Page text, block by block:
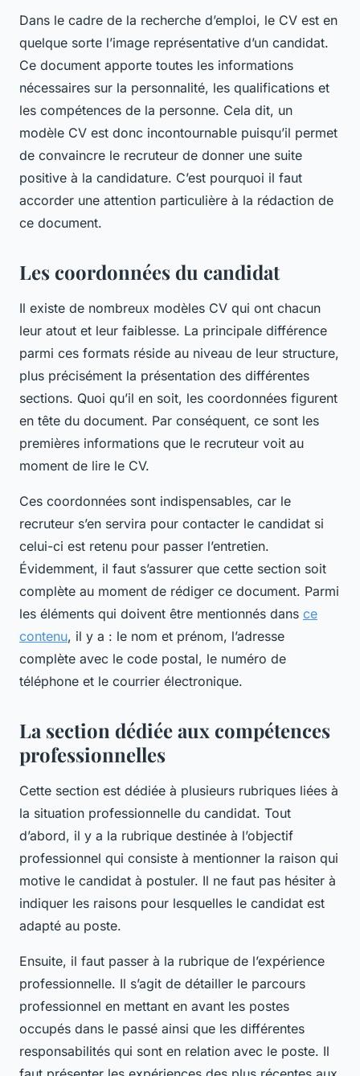
Dans le cadre de la recherche d’emploi, le CV est en
quelque sorte l’image représentative d’un candidat.
Ce document apporte toutes les informations
nécessaires sur la personnalité, les qualifications et
les compétences de la personne. Cela dit, un
modèle CV est donc incontournable puisqu’il permet
de convaincre le recruteur de donner une suite
positive à la candidature. C’est pourquoi il faut
accorder une attention particulière à la rédaction de
ce document.
Les coordonnées du candidat
Il existe de nombreux modèles CV qui ont chacun
leur atout et leur faiblesse. La principale différence
parmi ces formats réside au niveau de leur structure,
plus précisément la présentation des différentes
sections. Quoi qu’il en soit, les coordonnées figurent
en tête du document. Par conséquent, ce sont les
premières informations que le recruteur voit au
moment de lire le CV.
Ces coordonnées sont indispensables, car le
recruteur s’en servira pour contacter le candidat si
celui-ci est retenu pour passer l’entretien.
Évidemment, il faut s’assurer que cette section soit
complète au moment de rédiger ce document. Parmi
les éléments qui doivent être mentionnés dans ce
contenu, il y a : le nom et prénom, l’adresse
complète avec le code postal, le numéro de
téléphone et le courrier électronique.
La section dédiée aux compétences
professionnelles
Cette section est dédiée à plusieurs rubriques liées à
la situation professionnelle du candidat. Tout
d’abord, il y a la rubrique destinée à l’objectif
professionnel qui consiste à mentionner la raison qui
motive le candidat à postuler. Il ne faut pas hésiter à
indiquer les raisons pour lesquelles le candidat est
adapté au poste.
Ensuite, il faut passer à la rubrique de l’expérience
professionnelle. Il s’agit de détailler le parcours
professionnel en mettant en avant les postes
occupés dans le passé ainsi que les différentes
responsabilités qui sont en relation avec le poste. Il